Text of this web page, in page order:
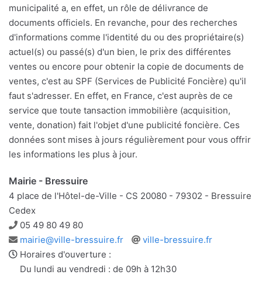
municipalité a, en effet, un rôle de délivrance de
documents officiels. En revanche, pour des recherches
d'informations comme l'identité du ou des propriétaire(s)
actuel(s) ou passé(s) d'un bien, le prix des différentes
ventes ou encore pour obtenir la copie de documents de
ventes, c'est au SPF (Services de Publicité Foncière) qu'il
faut s'adresser. En effet, en France, c'est auprès de ce
service que toute tansaction immobilière (acquisition,
vente, donation) fait l'objet d'une publicité foncière. Ces
données sont mises à jours régulièrement pour vous offrir
les informations les plus à jour.
Mairie - Bressuire
4 place de l'Hôtel-de-Ville - CS 20080 - 79302 - Bressuire
Cedex
Téléphone
05 49 80 49 80
Adresse
e-
mail
mairie@ville-bressuire.fr
Site
ville-bressuire.fr
Horaires d'ouverture :
Du lundi au vendredi : de 09h à 12h30